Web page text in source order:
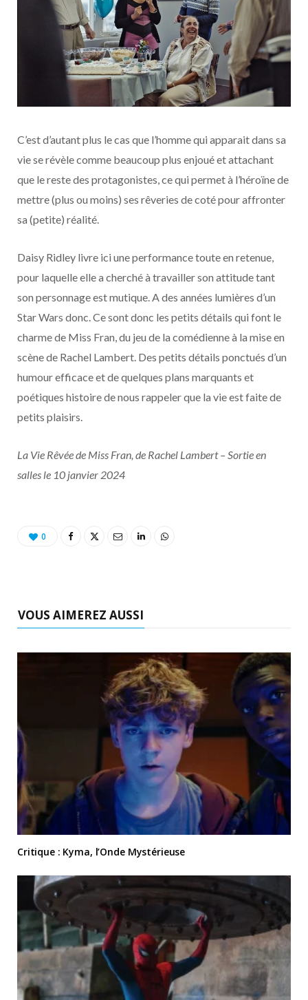
C’est d’autant plus le cas que l’homme qui apparait dans sa
vie se révèle comme beaucoup plus enjoué et attachant
que le reste des protagonistes, ce qui permet à l’héroïne de
mettre (plus ou moins) ses rêveries de coté pour affronter
sa (petite) réalité.
Daisy Ridley livre ici une performance toute en retenue,
pour laquelle elle a cherché à travailler son attitude tant
son personnage est mutique. A des années lumières d’un
Star Wars donc. Ce sont donc les petits détails qui font le
charme de Miss Fran, du jeu de la comédienne à la mise en
scène de Rachel Lambert. Des petits détails ponctués d’un
humour efficace et de quelques plans marquants et
poétiques histoire de nous rappeler que la vie est faite de
petits plaisirs.
La Vie Rêvée de Miss Fran, de Rachel Lambert – Sortie en
salles le 10 janvier 2024
0
VOUS AIMEREZ AUSSI
Critique : Kyma, l’Onde Mystérieuse